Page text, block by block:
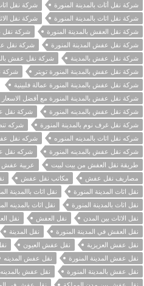
شركة نقل أثاث بالمدينة المنورة
شركة نقل
شركة نقل اثاث بالمدينة المنورة
شركة نقل
شركة نقل العفش بالمدينة المنورة
شركة نقل
شركة نقل عفش المدينة المنورة
شركة نقل
شركة نقل عفش بالمدينة
شركة نقل عفش
شركة نقل عفش بالمدينة المنورة تويتر
شركة
شركة نقل عفش بالمدينة المنورة عمالة فلبينية
شركة نقل عفش بالمدينة المنورة مع أفضل الاسعار
شركة نقل عفش بالمدينه المنورة
شركة نقل
شركة نقل غرف نوم بالمدينة المنورة
شركه
شركه نقل اثاث بالمدينه المنوره
شركه نقل
شركه نقل عفش بالمدينه المنورة
شركه نقل
طريقة نقل العفش من بيت لبيت
عربية عفش
مصاريف نقل عفش
مكاتب نقل عفش
نقل اثاث المدينة المنورة
نقل اثاث باالمدينة
نقل اثاث بالمدينة المنورة
نقل اثاث بالمدينه
نقل الاثاث بين المدن
نقل العفش
نقل
نقل العفش في المدينة المنورة
نقل المدينة
نقل عفش العزيزية
نقل عفش العيون
نقل عفش المدينة المنورة
نقل عفش المدينه
نقل عفش بالمدينة المنورة
نقل عفش بالمدينه